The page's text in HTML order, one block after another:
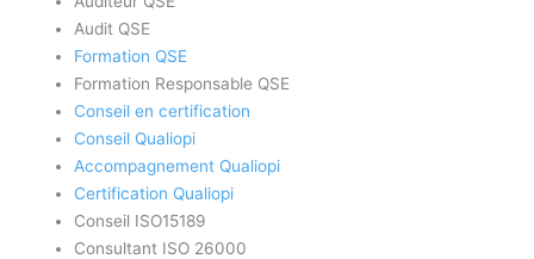
Audit QSE
Formation QSE
Formation Responsable QSE
Conseil en certification
Conseil Qualiopi
Accompagnement Qualiopi
Certification Qualiopi
Conseil ISO15189
Consultant ISO 26000